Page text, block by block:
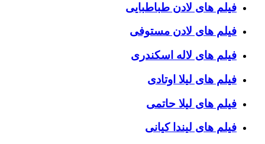
فیلم های لادن طباطبایی
فیلم های لادن مستوفی
فیلم های لاله اسکندری
فیلم های لیلا اوتادی
فیلم های لیلا حاتمی
فیلم های لیندا کیانی